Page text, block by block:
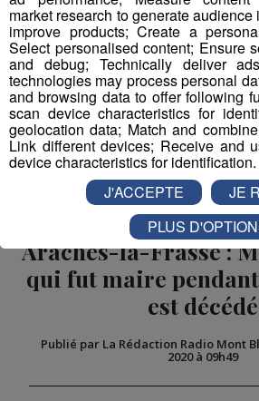
Arâches-la-Frasse :
qui fut maire
est décédé
Publié par La Rédaction Radio Mont
2020 à 09h49
market research to generate
improve products; Create a
Select personalised content; Ensure
and debug; Technically deliver
technologies may process personal
and browsing data to offer following
scan device characteristics for
geolocation data; Match and
Link different devices; Receive and
device characteristics for identification.
J'ACCEPTE
JE
PLUS